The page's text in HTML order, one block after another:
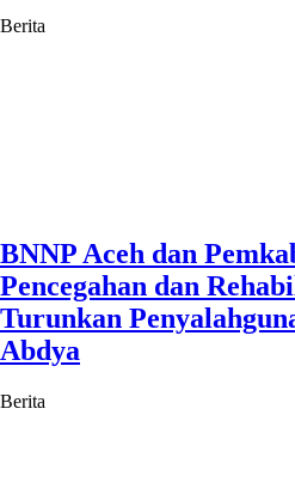
Berita
BNNP Aceh dan
Pencegahan dan
Turunkan
Abdya
Berita